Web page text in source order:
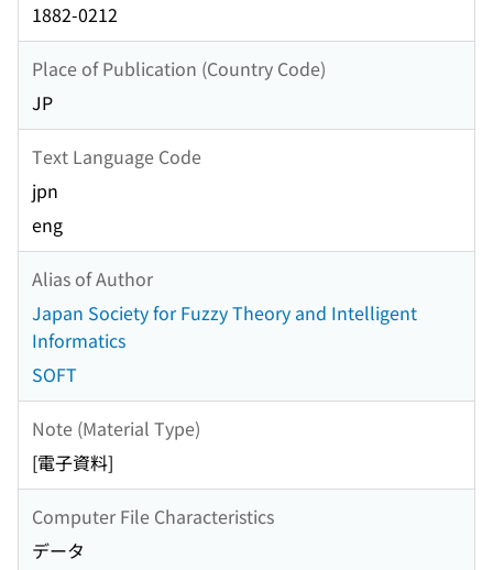
1882-0212
Place of Publication (Country Code)
JP
Text Language Code
jpn
eng
Alias of Author
Japan Society for Fuzzy Theory and Intelligent
Informatics
SOFT
Note (Material Type)
[電子資料]
Computer File Characteristics
データ